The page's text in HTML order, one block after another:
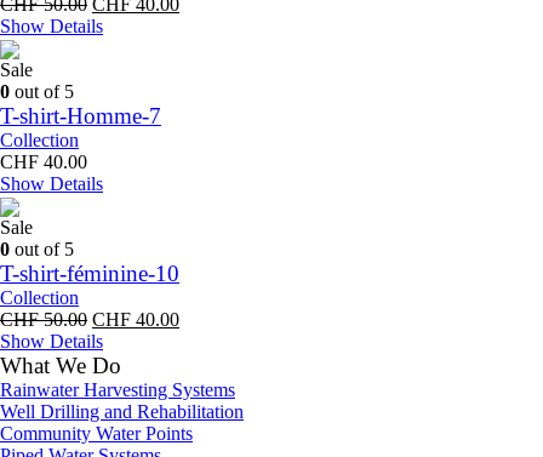
price
Show Details
Sale
0 out of 5
T-shirt-Homme-7
Collection
CHF 40.00
Show Details
Sale
0 out of 5
T-shirt-féminine-10
Collection
CHF 50.00 Original
price
was:
CHF 50.00.
CHF 40.00Current
CHF 40.00.
Show Details
What We Do
Rainwater Harvesting Systems
Well Drilling and Rehabilitation
Community Water Points